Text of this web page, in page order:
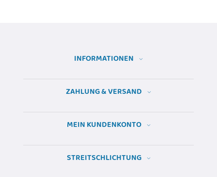
INFORMATIONEN
ZAHLUNG & VERSAND
MEIN KUNDENKONTO
STREITSCHLICHTUNG